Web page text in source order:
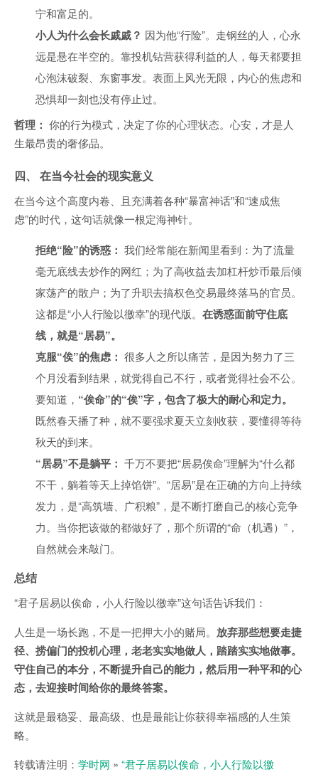
宁和富足的。
小人为什么会长戚戚？ 因为他“行险”。走钢丝的人，心永
远是悬在半空的。靠投机钻营获得利益的人，每天都要担
心泡沫破裂、东窗事发。表面上风光无限，内心的焦虑和
恐惧却一刻也没有停止过。
哲理： 你的行为模式，决定了你的心理状态。心安，才是人
生最昂贵的奢侈品。
四、 在当今社会的现实意义
在当今这个高度内卷、且充满着各种“暴富神话”和“速成焦
虑”的时代，这句话就像一根定海神针。
拒绝“险”的诱惑： 我们经常能在新闻里看到：为了流量
毫无底线去炒作的网红；为了高收益去加杠杆炒币最后倾
家荡产的散户；为了升职去搞权色交易最终落马的官员。
这都是“小人行险以徼幸”的现代版。 在诱惑面前守住底
线，就是“居易”。
克服“俟”的焦虑： 很多人之所以痛苦，是因为努力了三
个月没看到结果，就觉得自己不行，或者觉得社会不公。
要知道， “俟命”的“俟”字，包含了极大的耐心和定力。
既然春天播了种，就不要强求夏天立刻收获，要懂得等待
秋天的到来。
“居易”不是躺平： 千万不要把“居易俟命”理解为“什么都
不干，躺着等天上掉馅饼”。“居易”是在正确的方向上持续
发力，是“高筑墙、广积粮”，是不断打磨自己的核心竞争
力。当你把该做的都做好了，那个所谓的“命（机遇）”，
自然就会来敲门。
总结
“君子居易以俟命，小人行险以徼幸”这句话告诉我们：
人生是一场长跑，不是一把押大小的赌局。 放弃那些想要走捷
径、捞偏门的投机心理，老老实实地做人，踏踏实实地做事。
守住自己的本分，不断提升自己的能力，然后用一种平和的心
态，去迎接时间给你的最终答案。
这就是最稳妥、最高级、也是最能让你获得幸福感的人生策
略。
转载请注明： 学时网 » “君子居易以俟命，小人行险以徼